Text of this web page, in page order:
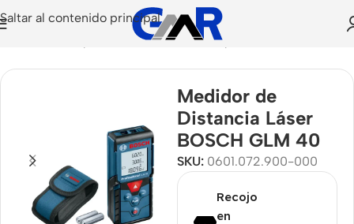
Saltar al contenido principal
Medidores de Distancia
Medidor de
Distancia Láser
BOSCH GLM 40
SKU: 0601.072.900-000
Recojo
en